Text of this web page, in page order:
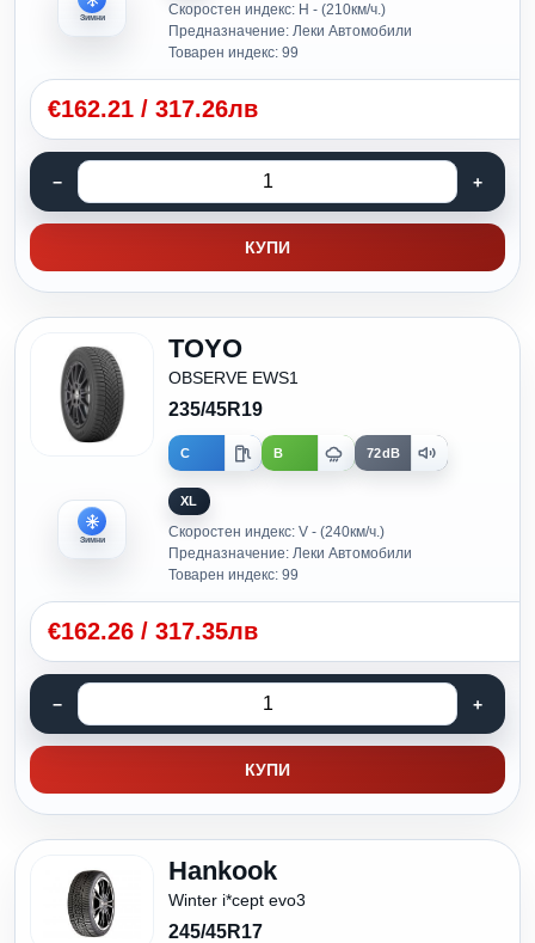
Зимни
Скоростен индекс: H - (210км/ч.)
Предназначение: Леки Автомобили
Товарен индекс: 99
€162.21 / 317.26лв
КУПИ
Зимни
TOYO
OBSERVE EWS1
235/45R19
C B 72dB
XL
Скоростен индекс: V - (240км/ч.)
Предназначение: Леки Автомобили
Товарен индекс: 99
€162.26 / 317.35лв
КУПИ
Hankook
Winter i*cept evo3
245/45R17